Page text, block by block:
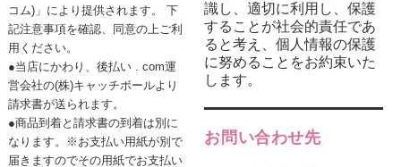
コム)」により提供されます。 下
記注意事項を確認、同意の上ご利
用ください。
●当店にかわり、後払い . com運
営会社の(株)キャッチボールより
請求書が送られます。
●商品到着と請求書の到着は別に
なります。※お支払い用紙が別で
届きますのでその用紙でお支払い
識し、適切に利用し、保護
することが社会的責任であ
ると考え、個人情報の保護
に努めることをお約束いた
します。
お問い合わせ先